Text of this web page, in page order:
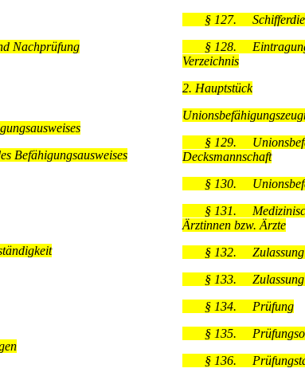
Nachprüfung
Befähigungsausweises
§ 127.
§ 128.
Verzeichnis
2. Hauptstück
§ 129.
Decksmannschaft
§ 130.
§ 131.
Ärztinnen bzw. Ärzte
§ 132.
§ 133.
§ 134.
Prüfung
§ 135.
§ 136.